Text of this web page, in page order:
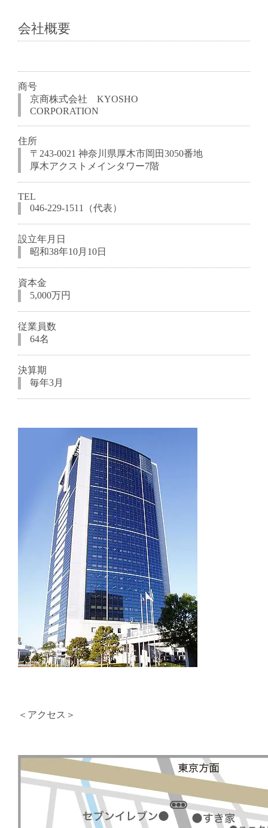
会社概要
商号
京商株式会社 KYOSHO
CORPORATION
住所
〒243-0021 神奈川県厚木市岡田3050番地
厚木アクストメインタワー7階
TEL
046-229-1511（代表）
設立年月日
昭和38年10月10日
資本金
5,000万円
従業員数
64名
決算期
毎年3月
＜アクセス＞